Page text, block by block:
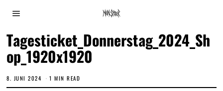
Tagesticket_Donnerstag_2024_Sh
op_1920x1920
8. JUNI 2024 1 MIN READ